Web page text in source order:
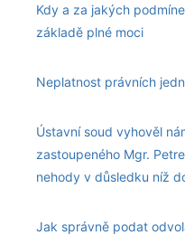
Kdy a za jakých
základě plné moci
Neplatnost právních
Ústavní soud vyhověl
zastoupeného Mgr.
nehody v důsledku níž
Jak správně podat